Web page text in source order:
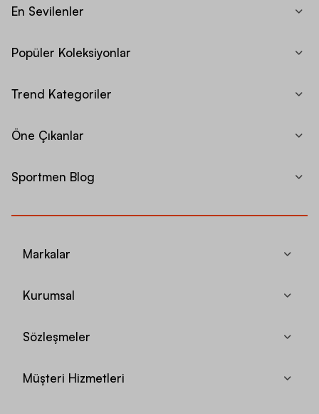
En Sevilenler
Popüler Koleksiyonlar
Trend Kategoriler
Öne Çıkanlar
Sportmen Blog
Markalar
Kurumsal
Sözleşmeler
Müşteri Hizmetleri